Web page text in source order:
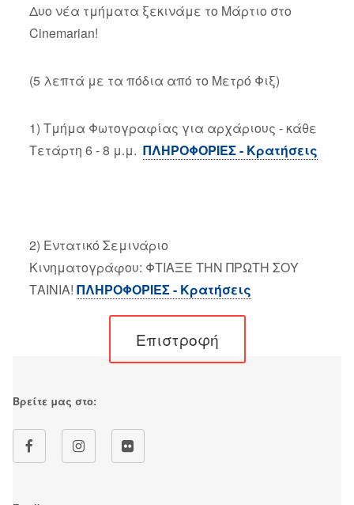
Δυο νέα τμήματα ξεκινάμε το Μάρτιο στο
Cinemarian!
(5 λεπτά με τα πόδια από το Μετρό Φιξ)
1) Τμήμα Φωτογραφίας για αρχάριους - κάθε
Τετάρτη 6 - 8 μ.μ. ΠΛΗΡΟΦΟΡΙΕΣ - Κρατήσεις
2) Εντατικό Σεμινάριο
Κινηματογράφου: ΦΤΙΑΞΕ ΤΗΝ ΠΡΩΤΗ ΣΟΥ
ΤΑΙΝΙΑ! ΠΛΗΡΟΦΟΡΙΕΣ - Κρατήσεις
Επιστροφή
Βρείτε μας στο: